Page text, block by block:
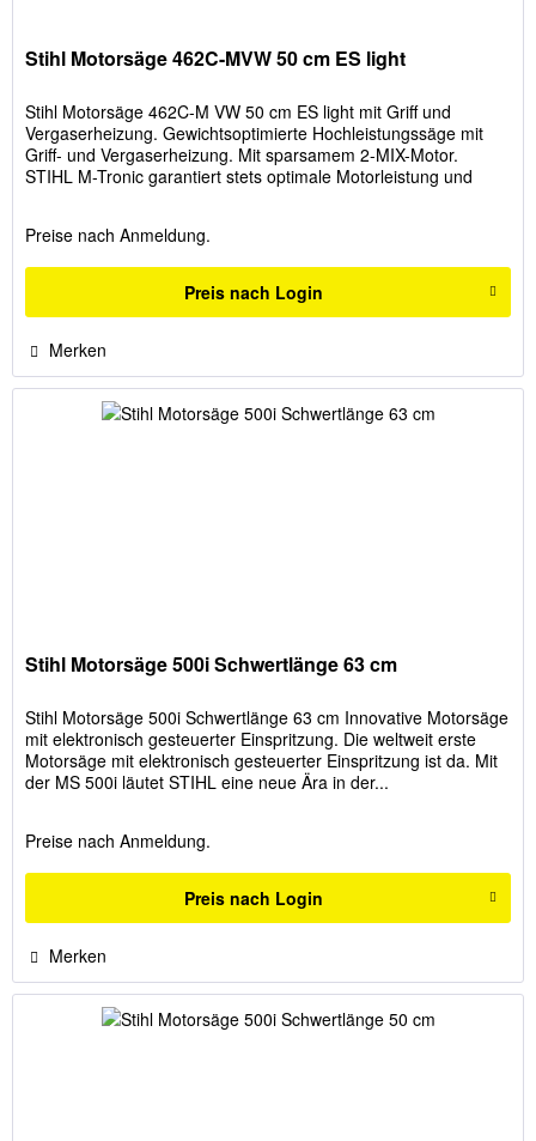
Stihl Motorsäge 462C-MVW 50 cm ES light
Stihl Motorsäge 462C-M VW 50 cm ES light mit Griff und
Vergaserheizung. Gewichtsoptimierte Hochleistungssäge mit
Griff- und Vergaserheizung. Mit sparsamem 2-MIX-Motor.
STIHL M-Tronic garantiert stets optimale Motorleistung und
Preise nach Anmeldung.
Preis nach Login
Merken
Stihl Motorsäge 500i Schwertlänge 63 cm
Stihl Motorsäge 500i Schwertlänge 63 cm Innovative Motorsäge
mit elektronisch gesteuerter Einspritzung. Die weltweit erste
Motorsäge mit elektronisch gesteuerter Einspritzung ist da. Mit
der MS 500i läutet STIHL eine neue Ära in der...
Preise nach Anmeldung.
Preis nach Login
Merken